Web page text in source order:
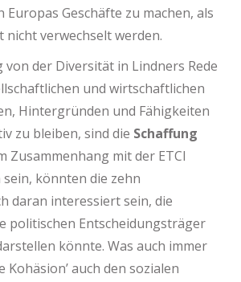
Geschäfte zu machen, als
verwechselt werden.
der Diversität in Lindners Rede
und wirtschaftlichen
Hintergründen und Fähigkeiten
zu bleiben, sind die Schaffung
Zusammenhang mit der ETCI
könnten die zehn
daran interessiert sein, die
politischen Entscheidungsträger
könnte. Was auch immer
auch den sozialen